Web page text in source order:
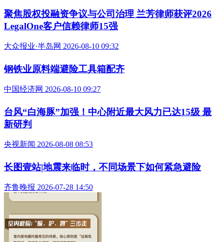
聚焦股权投融资争议与公司治理 兰芳律师获评2026
LegalOne客户信赖律师15强
大众报业·半岛网 2026-08-10 09:32
钢铁业原料端避险工具箱配齐
中国经济网 2026-08-10 09:27
台风“白海豚”加强！中心附近最大风力已达15级 最
新研判
央视新闻 2026-08-08 08:53
长图壹站|地震来临时，不同场景下如何紧急避险
齐鲁晚报 2026-07-28 14:50